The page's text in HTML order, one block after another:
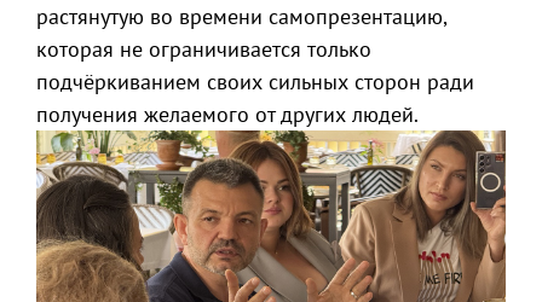
растянутую во времени самопрезентацию,
которая не ограничивается только
подчёркиванием своих сильных сторон ради
получения желаемого от других людей.